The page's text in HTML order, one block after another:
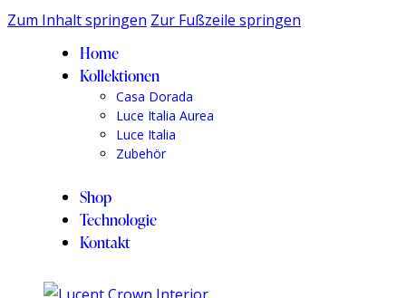
Zum Inhalt springen Zur Fußzeile springen
Home
Kollektionen
Casa Dorada
Luce Italia Aurea
Luce Italia
Zubehör
Shop
Technologie
Kontakt